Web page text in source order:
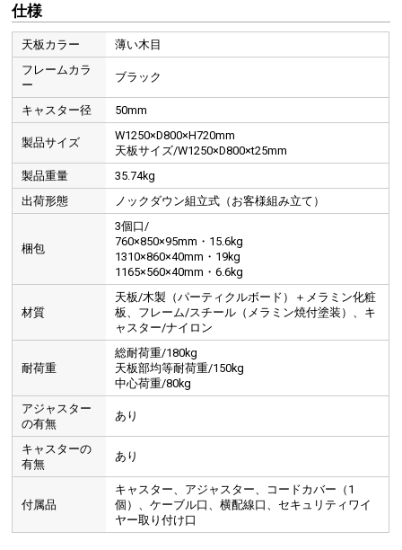
仕様
天板カラー
薄い木目
フレームカラ
ー
ブラック
キャスター径 50mm
製品サイズ
W1250×D800×H720mm
天板サイズ/W1250×D800×t25mm
製品重量
35.74kg
出荷形態
ノックダウン組立式（お客様組み立て）
梱包
3個口/
760×850×95mm・15.6kg
1310×860×40mm・19kg
1165×560×40mm・6.6kg
材質
天板/木製（パーティクルボード）＋メラミン化粧
板、フレーム/スチール（メラミン焼付塗装）、キ
ャスター/ナイロン
耐荷重
総耐荷重/180kg
天板部均等耐荷重/150kg
中心荷重/80kg
アジャスター
の有無
あり
キャスターの
有無
あり
付属品
キャスター、アジャスター、コードカバー（1
個）、ケーブル口、横配線口、セキュリティワイ
ヤー取り付け口